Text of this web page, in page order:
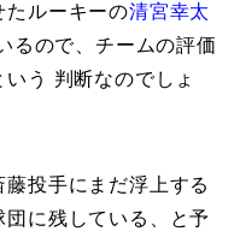
たルーキーの清宮幸太
るので、チームの評価
う 判断なのでしょ
投手にまだ浮上する
に残している、と予